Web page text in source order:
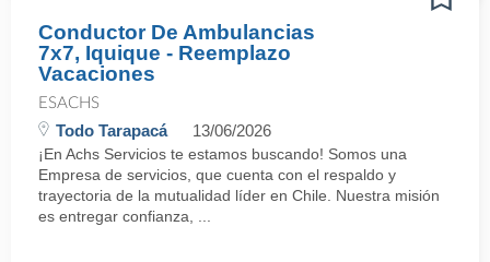
Conductor De Ambulancias
7x7, Iquique - Reemplazo
Vacaciones
ESACHS
Todo Tarapacá 13/06/2026
¡En Achs Servicios te estamos buscando! Somos una
Empresa de servicios, que cuenta con el respaldo y
trayectoria de la mutualidad líder en Chile. Nuestra misión
es entregar confianza, ...